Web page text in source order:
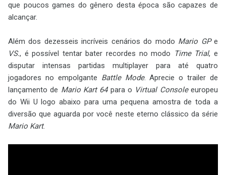
que poucos games do gênero desta época são capazes de
alcançar.
Além dos dezesseis incríveis cenários do modo Mario GPe
VS., é possível tentar bater recordes no modo Time Trial, e
disputar intensas partidas multiplayer para até quatro
jogadores no empolgante Battle Mode. Aprecie o trailer de
lançamento de Mario Kart 64para o Virtual Consoleeuropeu
do Wii U logo abaixo para uma pequena amostra de toda a
diversão que aguarda por você neste eterno clássico da série
Mario Kart.